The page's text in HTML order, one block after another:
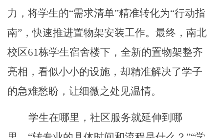
力，将学生的“需求清单”精准转化为“行动指
南”，快速推进置物架安装工作。最终，南北
校区61栋学生宿舍楼下，全新的置物架整齐
亮相，看似小小的设施，却精准解决了学子
的急难愁盼，让细微之处见温情。
学生在哪里，社区服务就延伸到哪